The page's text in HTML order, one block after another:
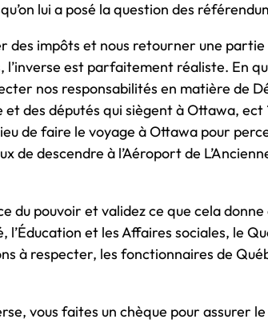
lui a posé la question des
des impôts et nous retourner une
l’inverse est parfaitement réaliste. En
nos responsabilités en matière de
des députés qui siègent à Ottawa, ect
de faire le voyage à Ottawa pour
de descendre à l’Aéroport de
du pouvoir et validez ce que cela donne
l’Éducation et les Affaires sociales, le
à respecter, les fonctionnaires de
vous faites un chèque pour assurer